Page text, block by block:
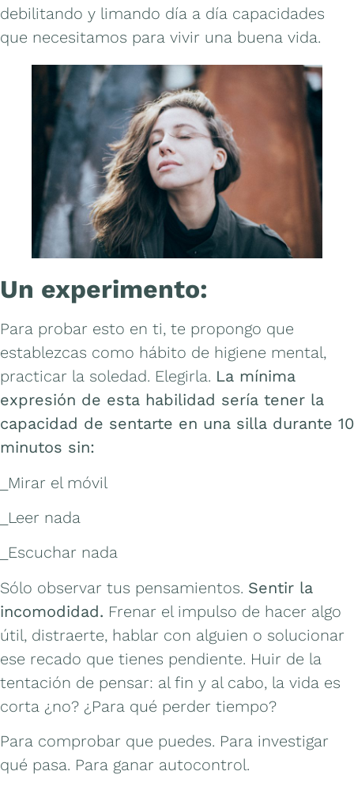
debilitando y limando día a día capacidades
que necesitamos para vivir una buena vida.
Un experimento:
Para probar esto en ti, te propongo que
establezcas como hábito de higiene mental,
practicar la soledad. Elegirla. La mínima
expresión de esta habilidad sería tener la
capacidad de sentarte en una silla durante 10
minutos sin:
_Mirar el móvil
_Leer nada
_Escuchar nada
Sólo observar tus pensamientos. Sentir la
incomodidad. Frenar el impulso de hacer algo
útil, distraerte, hablar con alguien o solucionar
ese recado que tienes pendiente. Huir de la
tentación de pensar: al fin y al cabo, la vida es
corta ¿no? ¿Para qué perder tiempo?
Para comprobar que puedes. Para investigar
qué pasa. Para ganar autocontrol.